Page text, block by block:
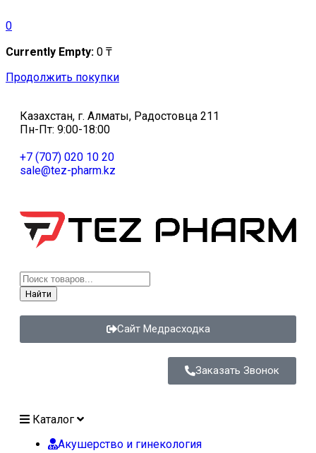
0
Currently Empty: 0 ₸
Продолжить покупки
Казахстан, г. Алматы, Радостовца 211
Пн-Пт: 9:00-18:00
+7 (707) 020 10 20
sale@tez-pharm.kz
Найти
Сайт Медрасходка
Заказать Звонок
Каталог
Акушерство и гинекология